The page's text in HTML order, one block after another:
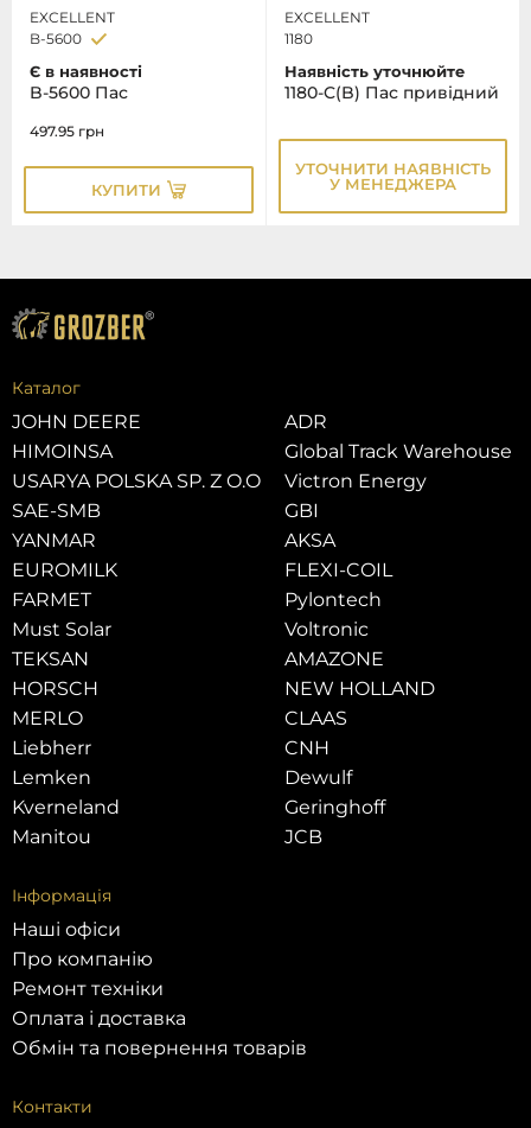
EXCELLENT
B-5600
Є в наявності
B-5600 Пас
497.95 грн
КУПИТИ
EXCELLENT
1180
Наявність уточнюйте
1180-C(B) Пас привідний
УТОЧНИТИ НАЯВНІСТЬ
У МЕНЕДЖЕРА
Каталог
JOHN DEERE
HIMOINSA
USARYA POLSKA SP. Z O.O
SAE-SMB
YANMAR
EUROMILK
FARMET
Must Solar
TEKSAN
HORSCH
MERLO
Liebherr
Lemken
Kverneland
Manitou
ADR
Global Track Warehouse
Victron Energy
GBI
AKSA
FLEXI-COIL
Pylontech
Voltronic
AMAZONE
NEW HOLLAND
CLAAS
CNH
Dewulf
Geringhoff
JCB
Інформація
Наші офіси
Про компанію
Ремонт техніки
Оплата і доставка
Обмін та повернення товарів
Контакти